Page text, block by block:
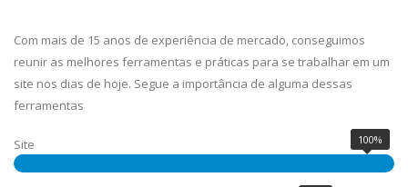
Com mais de 15 anos de experiência de mercado, conseguimos
reunir as melhores ferramentas e práticas para se trabalhar em um
site nos dias de hoje. Segue a importância de alguma dessas
ferramentas
Site 100%